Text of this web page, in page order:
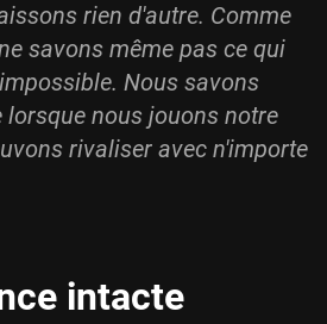
rien d'autre. Comme
savons même pas ce qui
Nous savons
lorsque nous jouons notre
rivaliser avec n'importe
intacte